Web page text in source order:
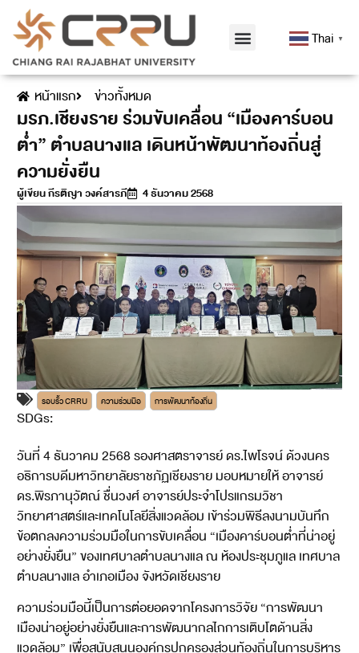
Thai ▼
หน้าแรก ข่าวทั้งหมด
มรภ.เชียงราย ร่วมขับเคลื่อน “เมืองคาร์บอน
ต่ำ” ตำบลนางแล เดินหน้าพัฒนาท้องถิ่นสู่
ความยั่งยืน
ผู้เขียนกีรติญา วงค์สารภี 4 ธันวาคม 2568
รอบรั้ว CRRU ความร่วมมือ การพัฒนาท้องถิ่น
SDGs:
วันที่ 4 ธันวาคม 2568 รองศาสตราจารย์ ดร.ไพโรจน์ ด้วงนคร
อธิการบดีมหาวิทยาลัยราชภัฏเชียงราย มอบหมายให้ อาจารย์
ดร.พิรภานุวัตณ์ ชื่นวงศ์ อาจารย์ประจำโปรแกรมวิชา
วิทยาศาสตร์และเทคโนโลยีสิ่งแวดล้อม เข้าร่วมพิธีลงนามบันทึก
ข้อตกลงความร่วมมือในการขับเคลื่อน “เมืองคาร์บอนต่ำที่น่าอยู่
อย่างยั่งยืน” ของเทศบาลตำบลนางแล ณ ห้องประชุมภูแล เทศบาล
ตำบลนางแล อำเภอเมือง จังหวัดเชียงราย
ความร่วมมือนี้เป็นการต่อยอดจากโครงการวิจัย “การพัฒนา
เมืองน่าอยู่อย่างยั่งยืนและการพัฒนากลไกการเติบโตด้านสิ่ง
แวดล้อม” เพื่อสนับสนุนองค์กรปกครองส่วนท้องถิ่นในการบริหาร